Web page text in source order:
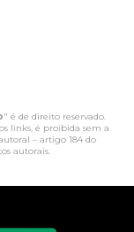
" é de direito reservado.
links, é proibida sem a
– artigo 184 do
autorais.